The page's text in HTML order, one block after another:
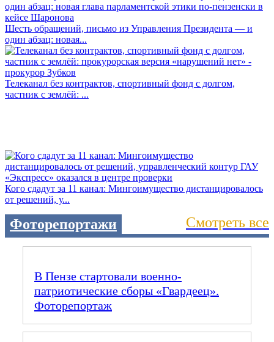
Шесть обращений, письмо из Управления Президента — и
один абзац: новая...
Телеканал без контрактов, спортивный фонд с долгом,
частник с землёй: ...
Кого сдадут за 11 канал: Мингоимущество дистанцировалось
от решений, у...
Фоторепортажи Смотреть все
В Пензе стартовали военно-
патриотические сборы «Гвардеец».
Фоторепортаж